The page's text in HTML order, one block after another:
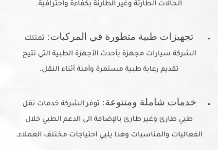
الحالات الطارئة وغير الطارئة بكفاءة واحترافية.
تجهيزات طبية متطورة في المركبات: تمتلك
الشركة سيارات مجهزة بأحدث الأجهزة الطبية التي تتيح
تقديم رعاية طبية مستمرة وآمنة أثناء النقل.
خدمات شاملة ومتنوعة: توفر الشركة خدمات نقل
طبي طارئ وغير طارئ بالإضافة الى الدعم الطبي خلال
الفعاليات والمناسبات وهذا يلبي احتياجات مختلف العملاء.